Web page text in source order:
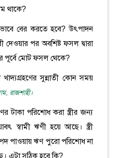
থাকে?
বের করতে হবে? উৎপাদন
পর অবশিষ্ট ফসল দ্বারা
পূর্বে মোট ফসল থেকে?
সুন্নাতী কোন সময়
রাজশাহী।
টাকা পরিশোধ করা স্ত্রীর জন্য
স্বামী ঋণী হয়ে আছে। স্ত্রী
পাওয়ায় ঋণ পুরো পরিশোধ না
এটা সঠিক হবে কি?